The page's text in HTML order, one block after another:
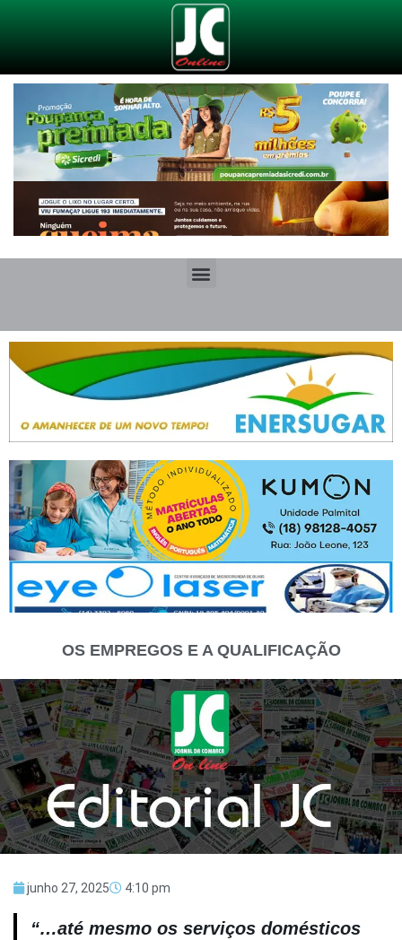
OS EMPREGOS E A QUALIFICAÇÃO
junho 27, 2025 4:10 pm
“…até mesmo os serviços domésticos